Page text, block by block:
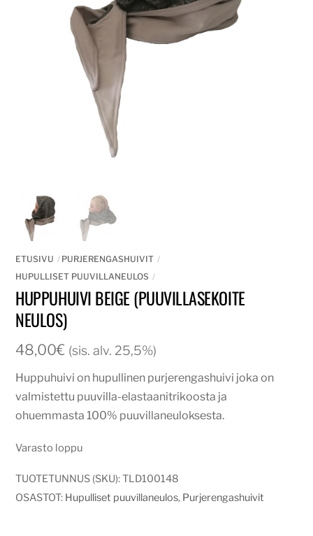
ETUSIVU
PURJERENGASHUIVIT
HUPULLISET PUUVILLANEULOS
HUPPUHUIVI BEIGE (PUUVILLASEKOITE
NEULOS)
48,00€ (sis. alv. 25,5%)
Huppuhuivi on hupullinen purjerengashuivi joka on
valmistettu puuvilla-elastaanitrikoosta ja
ohuemmasta 100% puuvillaneuloksesta.
Varasto loppu
TUOTETUNNUS (SKU):TLD100148
OSASTOT: Hupulliset puuvillaneulos, Purjerengashuivit